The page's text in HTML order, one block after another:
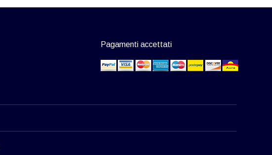
Pagamenti accettati